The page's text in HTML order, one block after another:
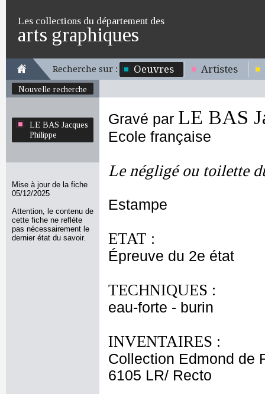
Les collections du département des
arts graphiques
Recherche sur : Oeuvres Artistes
Nouvelle recherche
LE BAS Jacques
Philippe
Mise à jour de la fiche
05/12/2025
Attention, le contenu de
cette fiche ne reflète
pas nécessairement le
dernier état du savoir.
Gravé par LE BAS
Ecole française
Le négligé ou toilette
Estampe
ETAT :
Épreuve du 2e état
TECHNIQUES :
eau-forte - burin
INVENTAIRES :
Collection Edmond de
6105 LR/ Recto